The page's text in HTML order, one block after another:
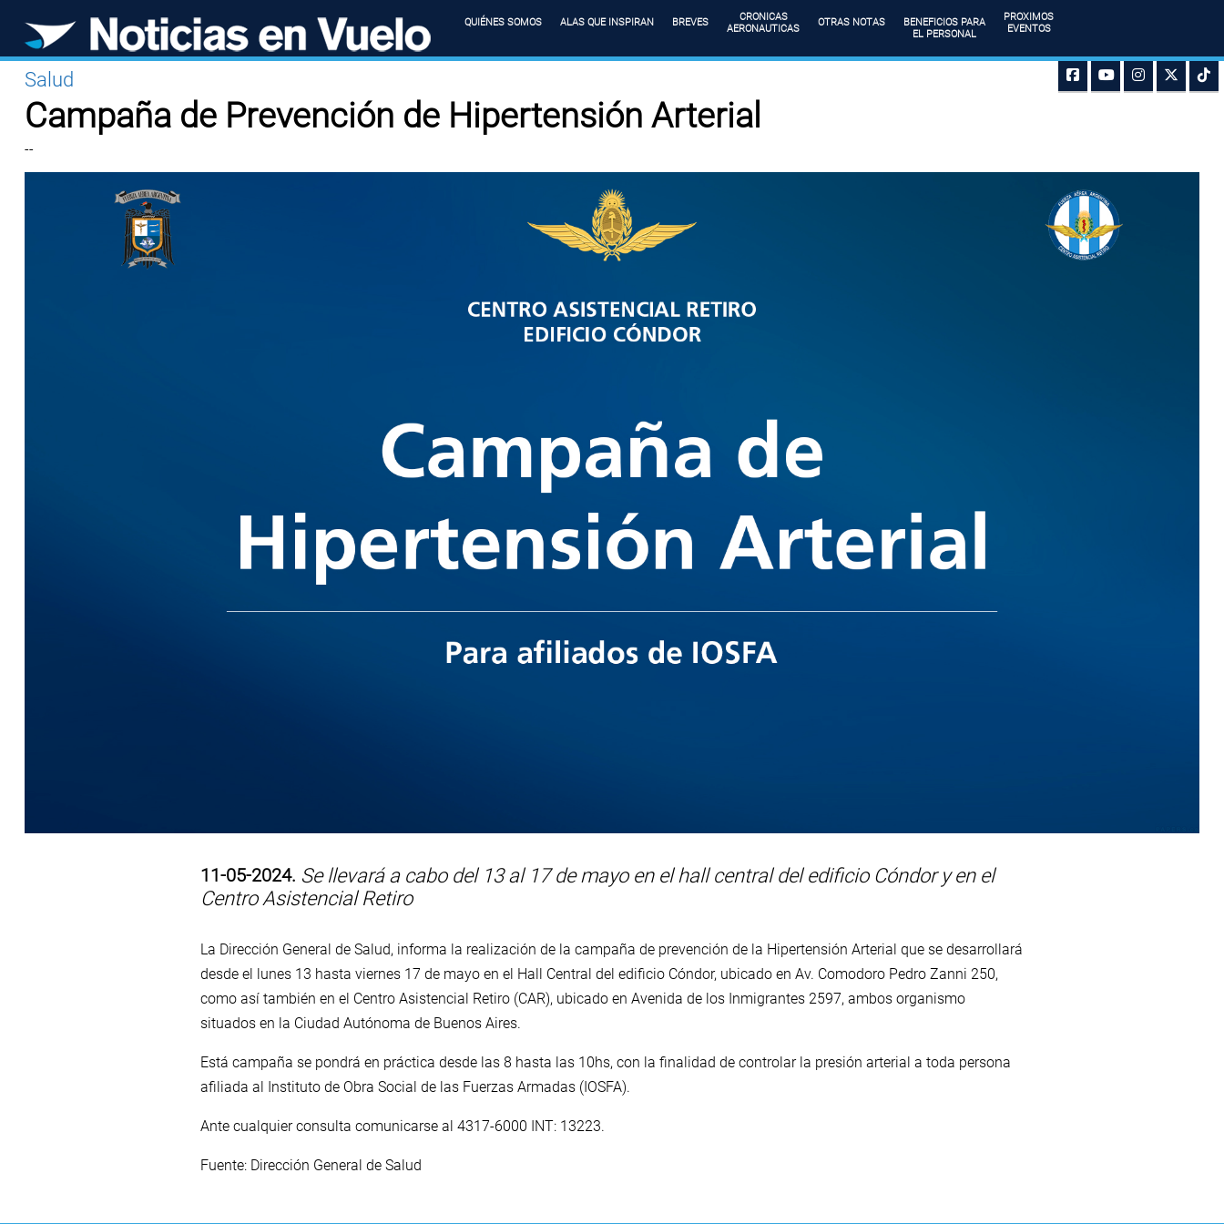
QUIÉNES SOMOS ALAS QUE INSPIRAN BREVES
CRONICAS
AERONAUTICAS
OTRAS NOTAS
BENEFICIOS PARA
EL PERSONAL
PROXIMOS
EVENTOS
Salud
Campaña de Prevención de Hipertensión Arterial
--
11-05-2024. Se llevará a cabo del 13 al 17 de mayo en el hall central del edificio Cóndor y en el
Centro Asistencial Retiro
La Dirección General de Salud, informa la realización de la campaña de prevención de la Hipertensión Arterial que se desarrollará
desde el lunes 13 hasta viernes 17 de mayo en el Hall Central del edificio Cóndor, ubicado en Av. Comodoro Pedro Zanni 250,
como así también en el Centro Asistencial Retiro (CAR), ubicado en Avenida de los Inmigrantes 2597, ambos organismo
situados en la Ciudad Autónoma de Buenos Aires.
Está campaña se pondrá en práctica desde las 8 hasta las 10hs, con la finalidad de controlar la presión arterial a toda persona
afiliada al Instituto de Obra Social de las Fuerzas Armadas (IOSFA).
Ante cualquier consulta comunicarse al 4317-6000 INT: 13223.
Fuente: Dirección General de Salud